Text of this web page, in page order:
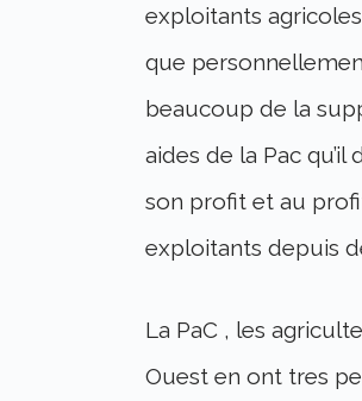
exploitants
que
beaucoup de la
aides de la Pac qu’il
son profit et au
exploitants depuis
La PaC , les
Ouest en ont tres